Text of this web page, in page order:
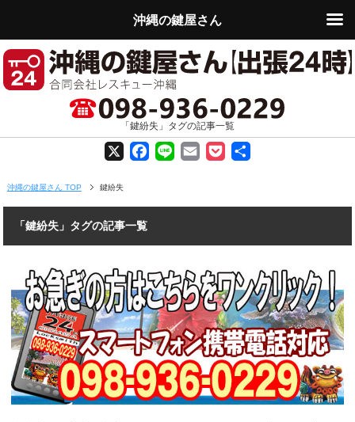
「鍵紛失」タグの記事一覧
X F
b
o
o
L E P
e
t
沖縄の鍵屋さん TOP 鍵紛失
「鍵紛失」タグの記事一覧
沖縄の鍵屋さん